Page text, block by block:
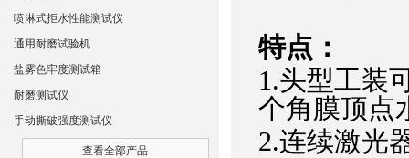
特点：
1 .头型工装
个角膜顶点
2.连续激光
喷淋式拒水性能测试仪
通用耐磨试验机
盐雾色牢度测试箱
耐磨测试仪
手动撕破强度测试仪
查看全部产品